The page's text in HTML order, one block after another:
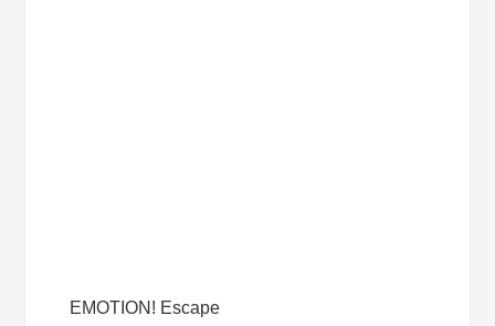
EMOTION! Escape